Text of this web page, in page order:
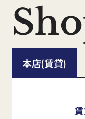
本店(賃貸)